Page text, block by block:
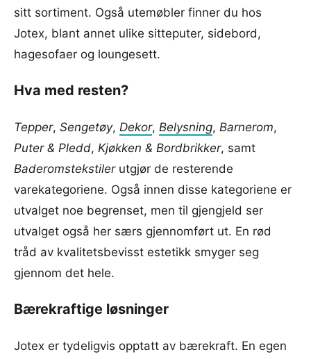
sitt sortiment. Også utemøbler finner du hos
Jotex, blant annet ulike sitteputer, sidebord,
hagesofaer og loungesett.
Hva med resten?
Tepper, Sengetøy, Dekor, Belysning, Barnerom,
Puter & Pledd, Kjøkken & Bordbrikker, samt
Baderomstekstilerutgjør de resterende
varekategoriene. Også innen disse kategoriene er
utvalget noe begrenset, men til gjengjeld ser
utvalget også her særs gjennomført ut. En rød
tråd av kvalitetsbevisst estetikk smyger seg
gjennom det hele.
Bærekraftige løsninger
Jotex er tydeligvis opptatt av bærekraft. En egen